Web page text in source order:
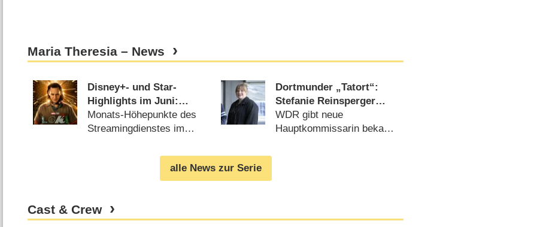
Maria Theresia – News
Disney+- und Star-
Highlights im Juni:
„Loki“, „Love, Victor“
und „Star Wars“-Schätze
Monats-Höhepunkte des
Streamingdienstes im
Dortmunder „Tatort“:
Stefanie Reinsperger
kommt für Aylin Tezel
WDR gibt neue
Hauptkommissarin bekannt
alle News zur Serie
Cast & Crew